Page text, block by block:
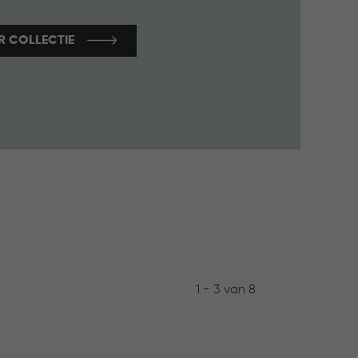
COLLECTIE
1 - 3 van 8